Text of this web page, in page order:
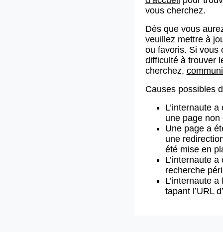
vous cherchez.
Dès que vous
veuillez mettre à
ou favoris. Si vous
difficulté à trouver
cherchez,
Causes possibles
L’internaute
une page non
Une page a
une
été mise en
L’internaute
recherche
L’internaute
tapant l’URL